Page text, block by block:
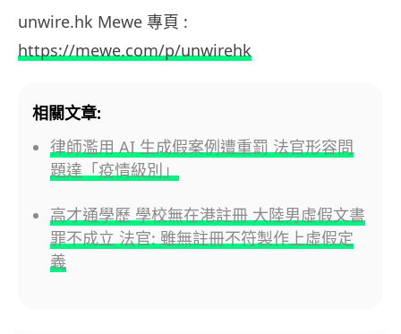
unwire.hk Mewe 專頁 :
https://mewe.com/p/unwirehk
相關文章:
律師濫用 AI 生成假案例遭重罰 法官形容問
題達「疫情級別」
高才通學歷 學校無在港註冊 大陸男虛假文書
罪不成立 法官: 雖無註冊不符製作上虛假定
義